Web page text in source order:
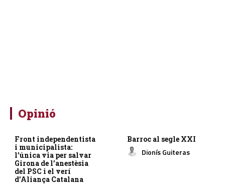
Opinió
Front independentista
i municipalista:
l’única via per salvar
Girona de l’anestèsia
del PSC i el verí
d’Aliança Catalana
Barroc al segle XXI
Dionís Guiteras